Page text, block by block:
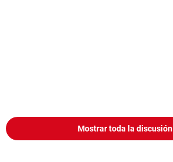
Mostrar toda la discusión